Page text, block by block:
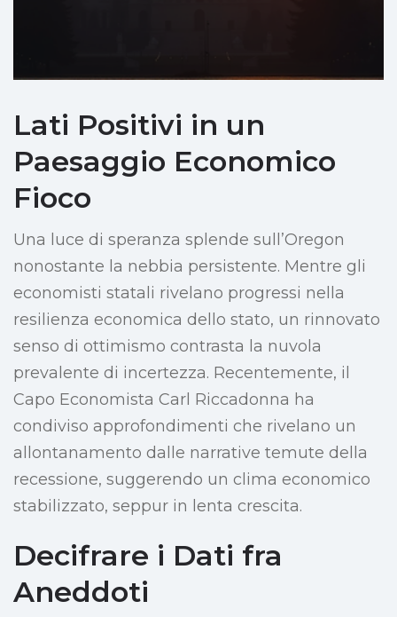
Lati Positivi in un
Paesaggio Economico
Fioco
Una luce di speranza splende sull’Oregon
nonostante la nebbia persistente. Mentre gli
economisti statali rivelano progressi nella
resilienza economica dello stato, un rinnovato
senso di ottimismo contrasta la nuvola
prevalente di incertezza. Recentemente, il
Capo Economista Carl Riccadonna ha
condiviso approfondimenti che rivelano un
allontanamento dalle narrative temute della
recessione, suggerendo un clima economico
stabilizzato, seppur in lenta crescita.
Decifrare i Dati fra
Aneddoti